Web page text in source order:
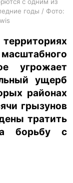
годы / Фото:
угрожает
ущерб
районах
грызунов
тратить
борьбу с